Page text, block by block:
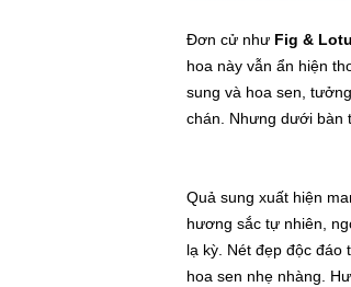
Đơn cử như Fig &
hoa này vẫn ẩn hiện
sung và hoa sen,
chán. Nhưng dưới bàn
Quả sung xuất hiện
hương sắc tự nhiên,
lạ kỳ. Nét đẹp độc đáo
hoa sen nhẹ nhàng.